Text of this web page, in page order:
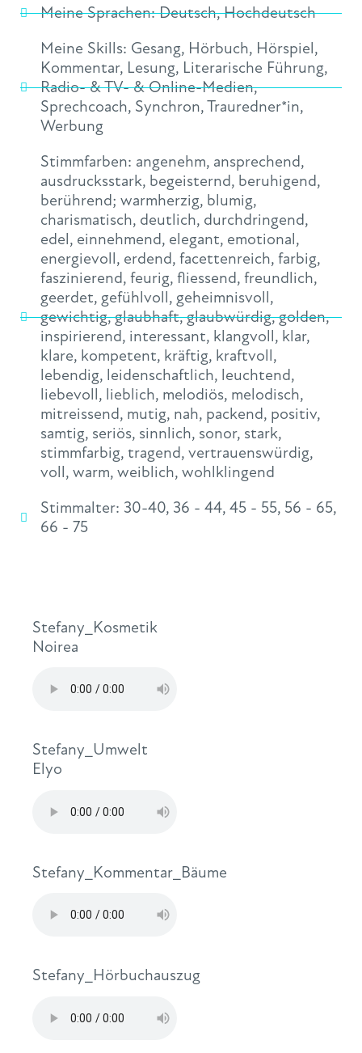
Meine Sprachen:Deutsch,Hochdeutsch
Meine Skills: Gesang, Hörbuch, Hörspiel,
Kommentar, Lesung, Literarische Führung,
Radio- & TV- & Online-Medien,
Sprechcoach, Synchron,Trauredner*in,
Werbung
Stimmfarben: angenehm, ansprechend,
ausdrucksstark, begeisternd, beruhigend,
berührend; warmherzig, blumig,
charismatisch, deutlich, durchdringend,
edel, einnehmend, elegant, emotional,
energievoll, erdend, facettenreich, farbig,
faszinierend, feurig, fliessend, freundlich,
geerdet, gefühlvoll, geheimnisvoll,
gewichtig,glaubhaft,glaubwürdig,golden,
inspirierend, interessant, klangvoll, klar,
klare, kompetent, kräftig, kraftvoll,
lebendig, leidenschaftlich, leuchtend,
liebevoll, lieblich, melodiös, melodisch,
mitreissend, mutig, nah, packend, positiv,
samtig, seriös, sinnlich, sonor, stark,
stimmfarbig, tragend, vertrauenswürdig,
voll, warm, weiblich, wohlklingend
Stimmalter: 30-40, 36 - 44, 45 - 55, 56 - 65,
66 - 75
Stefany_Kosmetik
Noirea
Stefany_Umwelt
Elyo
Stefany_Kommentar_Bäume
Stefany_Hörbuchauszug